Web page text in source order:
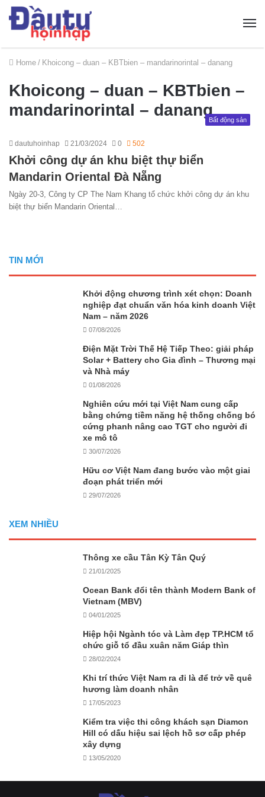
Home / Khoicong – duan – KBTbien – mandarinorintal – danang
Khoicong – duan – KBTbien –
mandarinorintal – danang
Bất động sản
dautuhoinhap 21/03/2024 0 502
Khởi công dự án khu biệt thự biển
Mandarin Oriental Đà Nẵng
Ngày 20-3, Công ty CP The Nam Khang tổ chức khởi công dự án khu
biệt thự biển Mandarin Oriental…
TIN MỚI
Khởi động chương trình xét chọn: Doanh
nghiệp đạt chuẩn văn hóa kinh doanh Việt
Nam – năm 2026
07/08/2026
Điện Mặt Trời Thế Hệ Tiếp Theo: giải pháp
Solar + Battery cho Gia đình – Thương mại
và Nhà máy
01/08/2026
Nghiên cứu mới tại Việt Nam cung cấp
bằng chứng tiềm năng hệ thống chống bó
cứng phanh nâng cao TGT cho người đi
xe mô tô
30/07/2026
Hữu cơ Việt Nam đang bước vào một giai
đoạn phát triển mới
29/07/2026
XEM NHIỀU
Thông xe cầu Tân Kỳ Tân Quý
21/01/2025
Ocean Bank đổi tên thành Modern Bank of
Vietnam (MBV)
04/01/2025
Hiệp hội Ngành tóc và Làm đẹp TP.HCM tổ
chức giỗ tổ đầu xuân năm Giáp thìn
28/02/2024
Khi trí thức Việt Nam ra đi là để trở về quê
hương làm doanh nhân
17/05/2023
Kiểm tra việc thi công khách sạn Diamon
Hill có dấu hiệu sai lệch hồ sơ cấp phép
xây dựng
13/05/2020